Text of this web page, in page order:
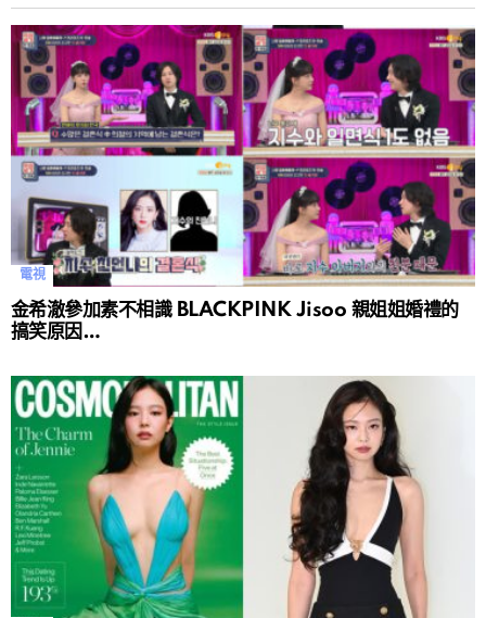
電視
金希澈參加素不相識 BLACKPINK Jisoo 親姐姐婚禮的
搞笑原因…